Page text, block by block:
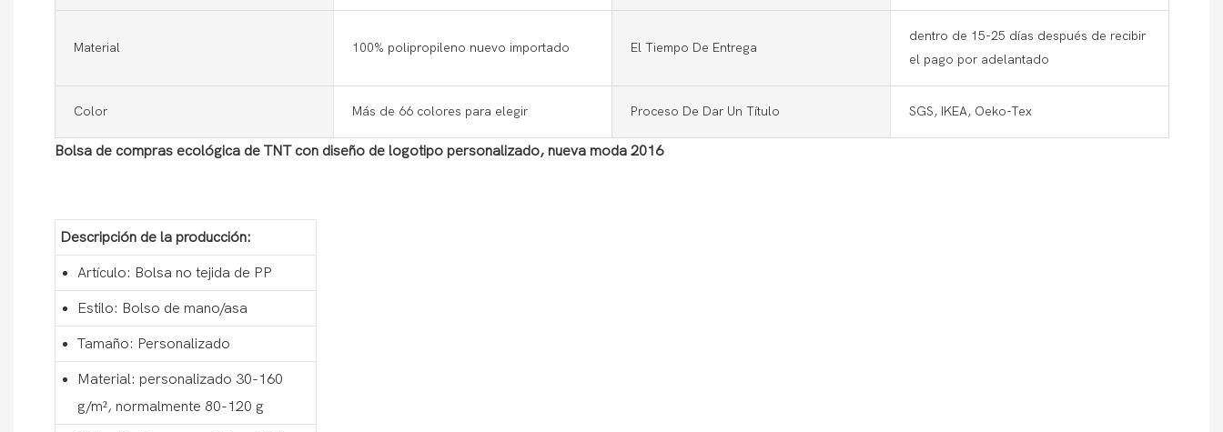
Material 100% polipropileno nuevo importado El Tiempo De Entrega
dentro de 15-25 días después de recibir
el pago por adelantado
Color Más de 66 colores para elegir Proceso De Dar Un Título SGS, IKEA, Oeko-Tex
Bolsa de compras ecológica de TNT con diseño de logotipo personalizado, nueva moda 2016
Descripción de la producción:
Artículo: Bolsa no tejida de PP
Estilo: Bolso de mano/asa
Tamaño: Personalizado
Material: personalizado 30-160
g/m², normalmente 80-120 g